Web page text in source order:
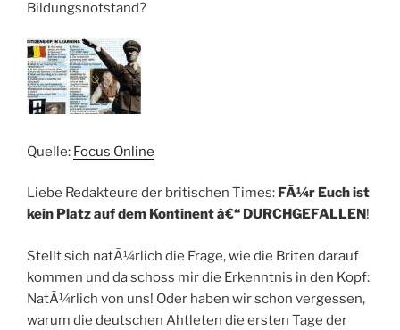
Bildungsnotstand?
Quelle: Focus Online
Liebe Redakteure der britischen Times: FÃ¼r Euch ist
kein Platz auf dem Kontinent â€“ DURCHGEFALLEN!
Stellt sich natÃ¼rlich die Frage, wie die Briten darauf
kommen und da schoss mir die Erkenntnis in den Kopf:
NatÃ¼rlich von uns! Oder haben wir schon vergessen,
warum die deutschen Ahtleten die ersten Tage der